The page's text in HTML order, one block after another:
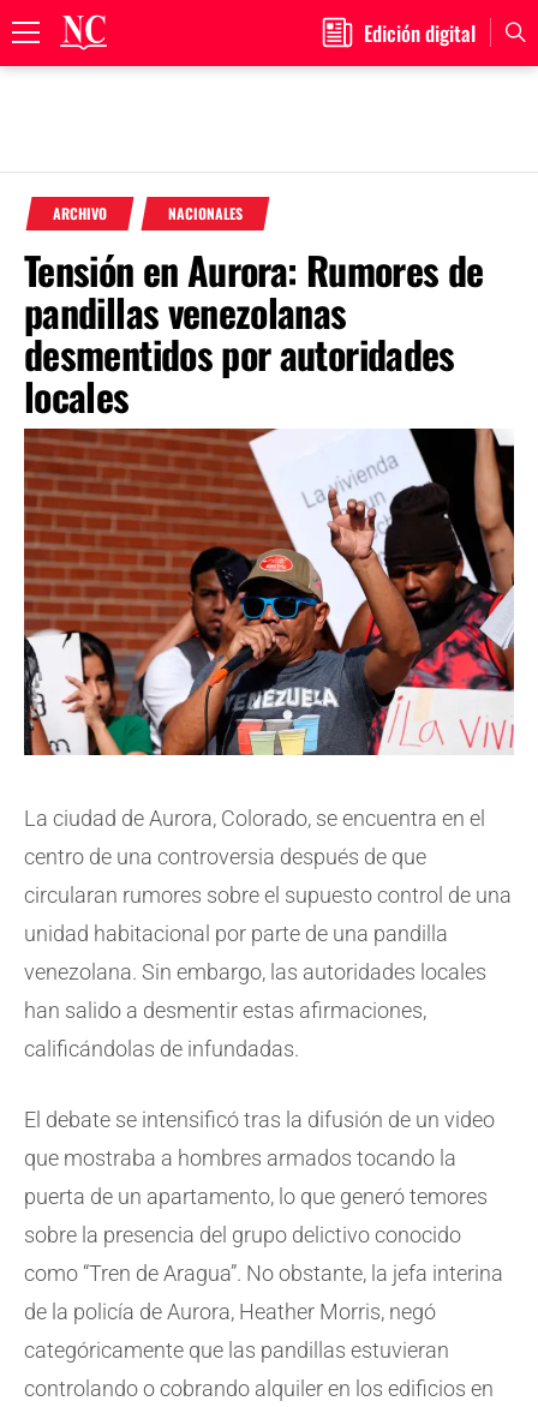
content
Edición digital
ARCHIVO NACIONALES
Tensión en Aurora: Rumores de
pandillas venezolanas
desmentidos por autoridades
locales
La ciudad de Aurora, Colorado, se encuentra en el
centro de una controversia después de que
circularan rumores sobre el supuesto control de una
unidad habitacional por parte de una pandilla
venezolana. Sin embargo, las autoridades locales
han salido a desmentir estas afirmaciones,
calificándolas de infundadas.
El debate se intensificó tras la difusión de un video
que mostraba a hombres armados tocando la
puerta de un apartamento, lo que generó temores
sobre la presencia del grupo delictivo conocido
como “Tren de Aragua”. No obstante, la jefa interina
de la policía de Aurora, Heather Morris, negó
categóricamente que las pandillas estuvieran
controlando o cobrando alquiler en los edificios en